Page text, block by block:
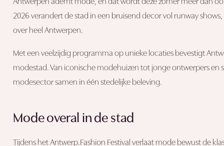
Antwerpen ademt mode, en dat wordt deze zomer meer dan
2026 verandert de stad in een bruisend decor vol runway
over heel Antwerpen.
Met een veelzijdig programma op unieke locaties bevestigt
modestad. Van iconische modehuizen tot jonge ontwerpers
modesector samen in één stedelijke beleving.
Mode overal in de stad
Tijdens het Antwerp.Fashion Festival verlaat mode bewust de